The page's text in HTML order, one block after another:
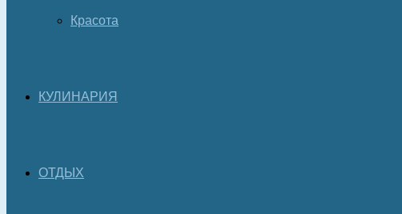
Красота
КУЛИНАРИЯ
ОТДЫХ